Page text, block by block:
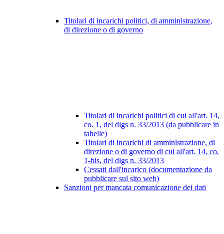
Titolari di incarichi politici, di amministrazione,
di direzione o di governo
Titolari di incarichi politici di cui all'art. 14,
co. 1, del dlgs n. 33/2013 (da pubblicare in
tabelle)
Titolari di incarichi di amministrazione, di
direzione o di governo di cui all'art. 14, co.
1-bis, del dlgs n. 33/2013
Cessati dall'incarico (documentazione da
pubblicare sul sito web)
Sanzioni per mancata comunicazione dei dati